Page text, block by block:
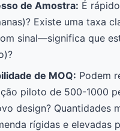
de Amostra: É
Existe uma taxa
sinal—significa que
de MOQ: Podem
piloto de 500-1000
design? Quantidades
rígidas e elevadas